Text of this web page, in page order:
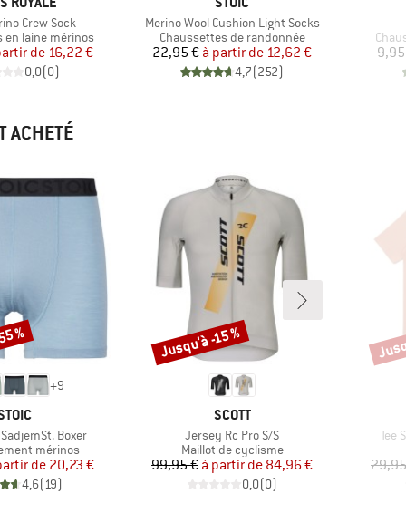
Crew Sock
en laine mérinos
Prix
Prix réduit
de 16,22 €
0,0(0)
Article
Merino Wool Cushion Light Socks
Product group
Chaussettes de randonnée
Prix
22,95 € Prix réduit
à partir de 12,62 €
4,7(252)
ACHETÉ
+9
Boxer
mérinos
Prix
Prix réduit
de 20,23 €
4,6(19)
%
MARQUE
SCOTT
Article
Jersey Rc Pro S/S
Product group
Maillot de cyclisme
Prix
99,95 € Prix réduit
à partir de 84,96 €
0,0(0)
Remise
Jusqu'à -15 %
Tee